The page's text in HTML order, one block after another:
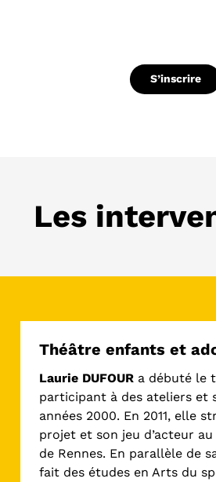
S’inscrire
Les
Théâtre enfants et
Laurie DUFOUR a débuté le
participant à des ateliers et
années 2000. En 2011, elle
projet et son jeu d’acteur
de Rennes. En parallèle de
fait des études en Arts du